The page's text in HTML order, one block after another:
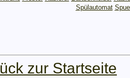
Spülautomat
zur Startseite